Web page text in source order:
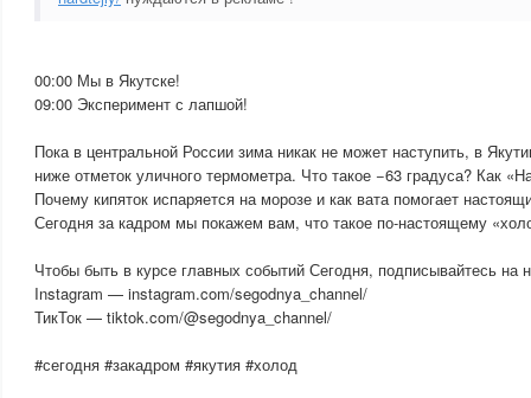
00:00 Мы в Якутске!
09:00 Эксперимент с лапшой!
Пока в центральной России зима никак не может наступить, в
ниже отметок уличного термометра. Что такое −63 градуса? Как
Почему кипяток испаряется на морозе и как вата помогает
Сегодня за кадром мы покажем вам, что такое по-настоящему
Чтобы быть в курсе главных событий Сегодня, подписывайтесь на
Instagram — instagram.com/segodnya_channel/
ТикТок — tiktok.com/@segodnya_channel/
#сегодня #закадром #якутия #холод